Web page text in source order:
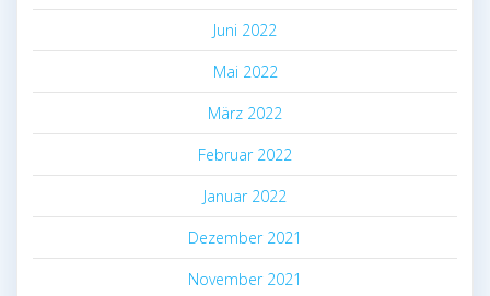
Juni 2022
Mai 2022
März 2022
Februar 2022
Januar 2022
Dezember 2021
November 2021